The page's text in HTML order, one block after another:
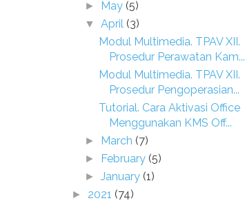
► May (5)
▼April (3)
Modul Multimedia. TPAV XII.
Prosedur Perawatan Kam...
Modul Multimedia. TPAV XII.
Prosedur Pengoperasian...
Tutorial. Cara Aktivasi Office
Menggunakan KMS Off...
► March (7)
► February (5)
►January (1)
► 2021 (74)